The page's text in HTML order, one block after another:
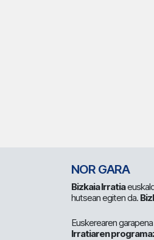
NOR GARA
Bizkaia Irratia
hutsean egiten da.
Euskerearen
Irratiaren